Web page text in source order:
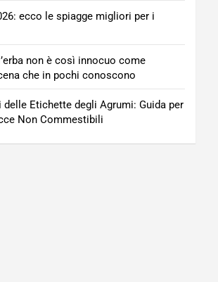
ecco le spiagge migliori per i
non è così innocuo come
che in pochi conoscono
Etichette degli Agrumi: Guida per
Non Commestibili